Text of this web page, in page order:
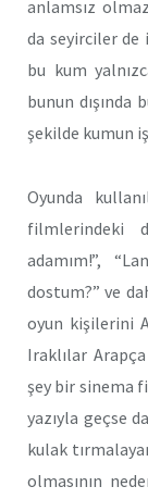
anlamsız
da seyirciler
bu kum
bunun
şekilde kumun
Oyunda
filmlerindeki
adamım!”,
dostum?” ve
oyun kişilerini
Iraklılar
şey bir sinema
yazıyla geçse
kulak
olmasının